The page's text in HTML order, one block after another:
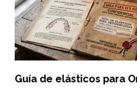
Guía de elásticos para